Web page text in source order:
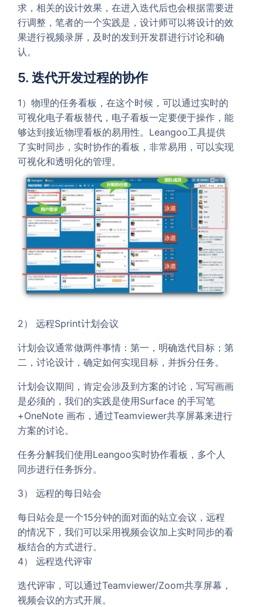
求，相关的设计效果，在进入迭代后也会根据需要进
行调整，笔者的一个实践是，设计师可以将设计的效
果进行视频录屏，及时的发到开发群进行讨论和确
认。
5. 迭代开发过程的协作
1）物理的任务看板，在这个时候，可以通过实时的
可视化电子看板替代，电子看板一定要便于操作，能
够达到接近物理看板的易用性。Leangoo工具提供
了实时同步，实时协作的看板，非常易用，可以实现
可视化和透明化的管理。
2） 远程Sprint计划会议
计划会议通常做两件事情：第一，明确迭代目标；第
二，讨论设计，确定如何实现目标，并拆分任务。
计划会议期间，肯定会涉及到方案的讨论，写写画画
是必须的，我们的实践是使用Surface 的手写笔
+OneNote 画布，通过Teamviewer共享屏幕来进行
方案的讨论。
任务分解我们使用Leangoo实时协作看板，多个人
同步进行任务拆分。
3） 远程的每日站会
每日站会是一个15分钟的面对面的站立会议，远程
的情况下，我们可以采用视频会议加上实时同步的看
板结合的方式进行。
4） 远程迭代评审
迭代评审，可以通过Teamviewer/Zoom共享屏幕，
视频会议的方式开展。